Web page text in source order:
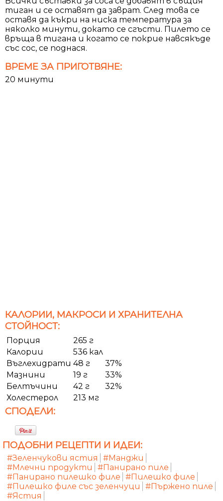
тиган и се оставят да заврат. След това се
оставя да къкри на ниска температура за
няколко минути, докато се сгъсти. Пилето се
връща в тигана и когато се покрие навсякъде
със сос, се поднася.
ВРЕМЕ ЗА ПРИГОТВЯНЕ:
20 минути
КАЛОРИИ, МАКРОСИ И ХРАНИТЕЛНА
СТОЙНОСТ:
Порция
265 г
Калории
536 кал
Въглехидрати 48 г
37%
Мазнини
19 г
33%
Белтъчини
42 г
32%
Холестерол
213 мг
СПОДЕЛИ:
ПОДОБНИ РЕЦЕПТИ И ИДЕИ:
#Зеленчукови ястия
#Манджи
#Млечни продукти
#Панирано пиле
#Панирано пилешко филе #Пилешко филе
#Пилешко филе със зеленчуци
#Пържено пиле
#Ястия